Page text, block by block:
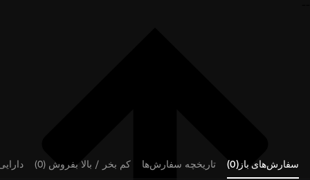
سفارش‌های باز(0) تاریخچه سفارش‌ها کم بخر / بالا بفروش (0)